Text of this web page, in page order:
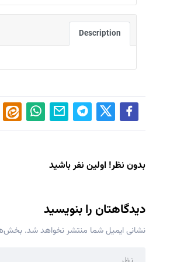
Description
بدون نظر! اولین نفر باشید
دیدگاهتان را بنویسید
نشانی ایمیل شما منتشر نخواهد شد.